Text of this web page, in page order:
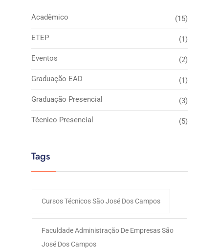
Acadêmico (15)
ETEP (1)
Eventos (2)
Graduação EAD (1)
Graduação Presencial (3)
Técnico Presencial (5)
Tags
Cursos Técnicos São José Dos Campos
Faculdade Administração De Empresas São
José Dos Campos​